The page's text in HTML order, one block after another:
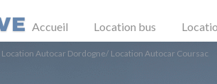
Accueil Location bus
Location Autocar Dordogne/ Location Autocar Coursac